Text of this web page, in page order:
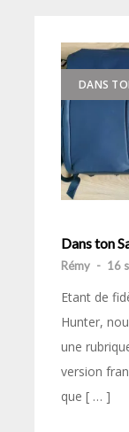
DANS
Dans ton
Rémy - 16
Etant de
Hunter,
une
version
que [ … ]